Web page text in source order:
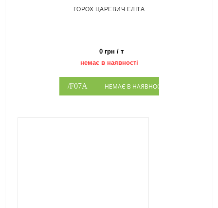
ГОРОХ ЦАРЕВИЧ ЕЛІТА
0 грн / т
немає в наявності
НЕМАЄ В НАЯВНОСТІ